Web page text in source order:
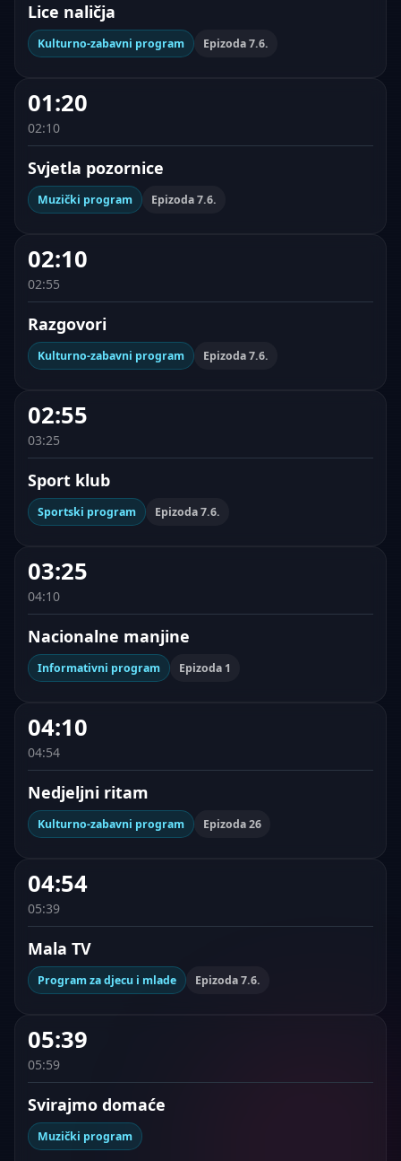
Lice naličja
Kulturno-zabavni program Epizoda 7.6.
01:20
02:10
Svjetla pozornice
Muzički program Epizoda 7.6.
02:10
02:55
Razgovori
Kulturno-zabavni program Epizoda 7.6.
02:55
03:25
Sport klub
Sportski program Epizoda 7.6.
03:25
04:10
Nacionalne manjine
Informativni program Epizoda 1
04:10
04:54
Nedjeljni ritam
Kulturno-zabavni program Epizoda 26
04:54
05:39
Mala TV
Program za djecu i mlade Epizoda 7.6.
05:39
05:59
Svirajmo domaće
Muzički program